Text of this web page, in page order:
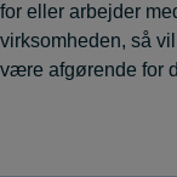
for eller arbejder
virksomheden, så
være afgørende for